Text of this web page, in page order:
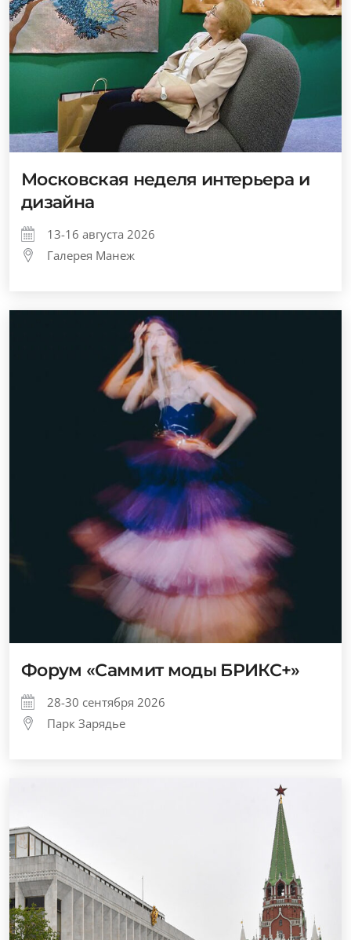
Московская неделя интерьера и
дизайна
13-16 августа 2026
Галерея Манеж
Форум «Саммит моды БРИКС+»
28-30 сентября 2026
Парк Зарядье